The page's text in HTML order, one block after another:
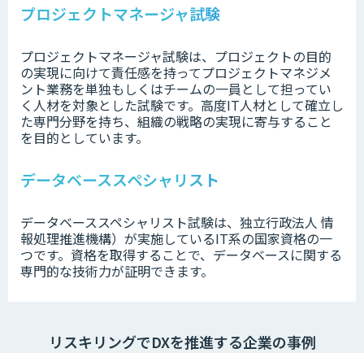
プロジェクトマネージャ試験
プロジェクトマネージャ試験は、プロジェクトの目的
の実現に向けて責任感を持ってプロジェクトマネジメ
ント業務を単独もしくはチームの一員として担ってい
く人材を対象とした試験です。高度IT人材として確立し
た専門分野を持ち、組織の戦略の実現に寄与すること
を目的としています。
データベーススペシャリスト
データベーススペシャリスト試験は、独立行政法人 情
報処理推進機構）が実施しているIT系の国家資格の一
つです。資格を取得することで、データベースに関する
専門的な技術力が証明できます。
リスキリングでDXを推進する企業の事例